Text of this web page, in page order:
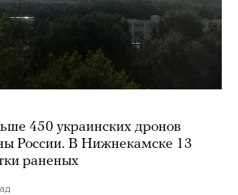
450 украинских дронов
России. В Нижнекамске 13
раненых